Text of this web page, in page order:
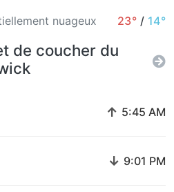
nuageux 23° / 14°
de coucher du
↑ 5:45 AM
↓ 9:01 PM